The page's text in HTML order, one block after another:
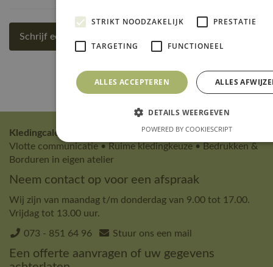
Schrijf een review
Kledingcalculator 's-Hertogenbosch * Sinds 2004 *
Vlotte communicatie • Ruime kledingkeuze • Bedrukken &
Borduren in eigen atelier
Neem contact op voor een afspraak
Wij zijn van maandag t/m donderdag van 9.00 tot 17.00.
Vrijdag tot 13.00 uur.
073 - 851 64 96 Stuur ons een mail
Een offerte aanvragen of uw gegevens
STRIKT NOODZAKELIJK PRESTATIE
TARGETING FUNCTIONEEL
ALLES ACCEPTEREN ALLES
DETAILS WEERGEVEN
POWERED BY COOKIESCRIPT